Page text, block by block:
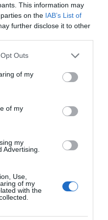
This information may
on the IAB’s List of
further disclose it to other
uses one or more Google
You may click to
and its third-party tags to
purposes in below Google
Outs
of my
of my
my
Advertising.
Use,
of my
with the